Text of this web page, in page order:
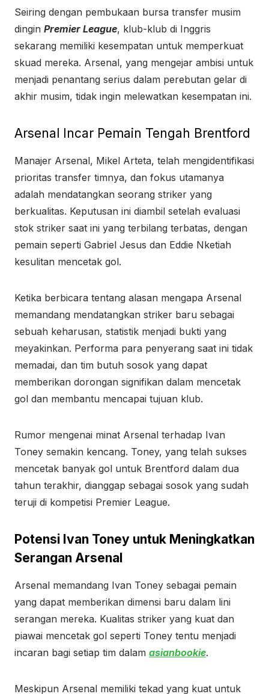
Seiring dengan pembukaan bursa transfer musim
dingin Premier League, klub-klub di Inggris
sekarang memiliki kesempatan untuk memperkuat
skuad mereka. Arsenal, yang mengejar ambisi untuk
menjadi penantang serius dalam perebutan gelar di
akhir musim, tidak ingin melewatkan kesempatan ini.
Arsenal Incar Pemain Tengah Brentford
Manajer Arsenal, Mikel Arteta, telah mengidentifikasi
prioritas transfer timnya, dan fokus utamanya
adalah mendatangkan seorang striker yang
berkualitas. Keputusan ini diambil setelah evaluasi
stok striker saat ini yang terbilang terbatas, dengan
pemain seperti Gabriel Jesus dan Eddie Nketiah
kesulitan mencetak gol.
Ketika berbicara tentang alasan mengapa Arsenal
memandang mendatangkan striker baru sebagai
sebuah keharusan, statistik menjadi bukti yang
meyakinkan. Performa para penyerang saat ini tidak
memadai, dan tim butuh sosok yang dapat
memberikan dorongan signifikan dalam mencetak
gol dan membantu mencapai tujuan klub.
Rumor mengenai minat Arsenal terhadap Ivan
Toney semakin kencang. Toney, yang telah sukses
mencetak banyak gol untuk Brentford dalam dua
tahun terakhir, dianggap sebagai sosok yang sudah
teruji di kompetisi Premier League.
Potensi Ivan Toney untuk Meningkatkan
Serangan Arsenal
Arsenal memandang Ivan Toney sebagai pemain
yang dapat memberikan dimensi baru dalam lini
serangan mereka. Kualitas striker yang kuat dan
piawai mencetak gol seperti Toney tentu menjadi
incaran bagi setiap tim dalam asianbookie.
Meskipun Arsenal memiliki tekad yang kuat untuk